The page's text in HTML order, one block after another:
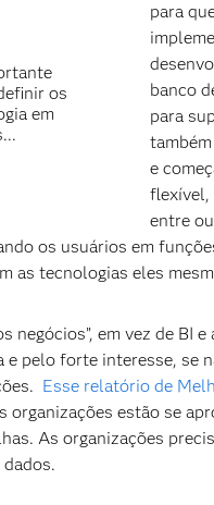
os
em
para
banco
para
e
flexível,
entre
os usuários em
as tecnologias eles
negócios”, em vez de
pelo forte interesse, se
Esse relatório de
organizações estão se
As organizações